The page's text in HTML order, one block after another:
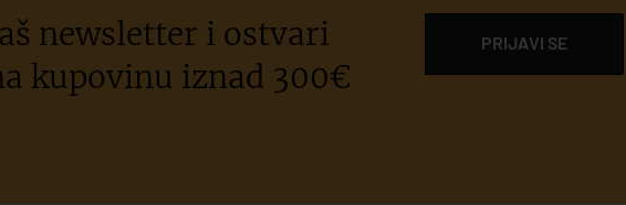
newsletter i ostvari
kupovinu iznad 300€
PRIJAVI SE